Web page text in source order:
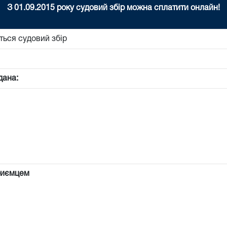
З 01.09.2015 року судовий збір можна сплатити онлайн!
судовий збір